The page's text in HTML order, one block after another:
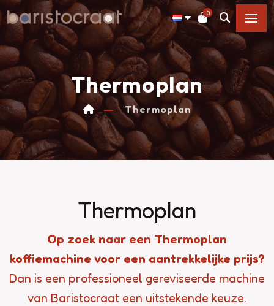
0
Thermoplan
Thermoplan
Thermoplan
Op zoek naar een Thermoplan
koffiemachine voor een aantrekkelijke prijs?
Dan is een professioneel gereviseerde machine
van Baristocraat een uitstekende keuze.